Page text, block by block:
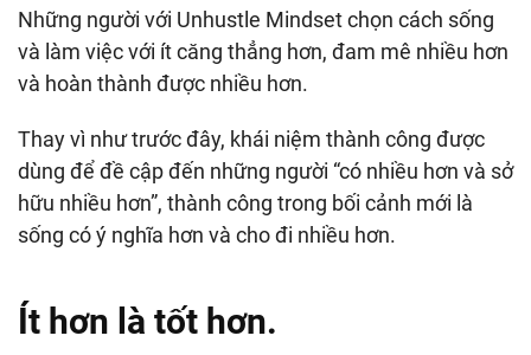
Những người với Unhustle Mindset chọn cách sống
và làm việc với ít căng thẳng hơn, đam mê nhiều hơn
và hoàn thành được nhiều hơn.
Thay vì như trước đây, khái niệm thành công được
dùng để đề cập đến những người “có nhiều hơn và sở
hữu nhiều hơn”, thành công trong bối cảnh mới là
sống có ý nghĩa hơn và cho đi nhiều hơn.
Ít hơn là tốt hơn.